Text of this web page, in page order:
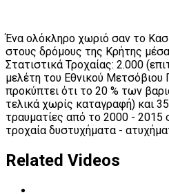
Ένα ολόκληρο χωριό σαν το
στους δρόμους της Κρήτης
Στατιστικά Τροχαίας: 2.000
μελέτη του Εθνικού Μετσόβιου
προκύπτει ότι το 20 % των
τελικά χωρίς καταγραφή) και
τραυματίες από το 2000 - 2015
τροχαία δυστυχήματα -
Related Videos